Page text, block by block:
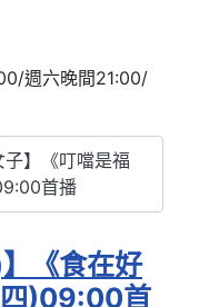
週六晚間21:00/
】《叮噹是福
首播
《食在好
)09:00首